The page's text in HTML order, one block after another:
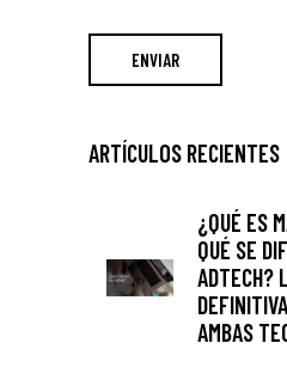
ARTÍCULOS RECIENTES
¿QUÉ ES
QUÉ SE
ADTECH?
AMBAS